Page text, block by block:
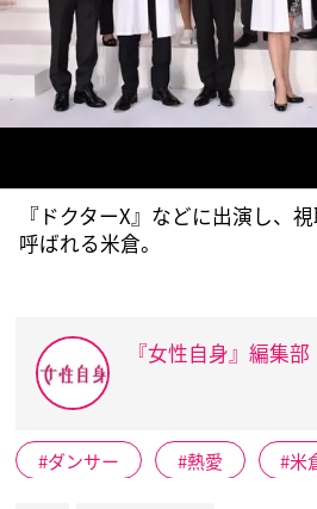
『ドクターX』などに出演し、
呼ばれる米倉。
『女性自身』編集部
ダンサー 熱愛 米